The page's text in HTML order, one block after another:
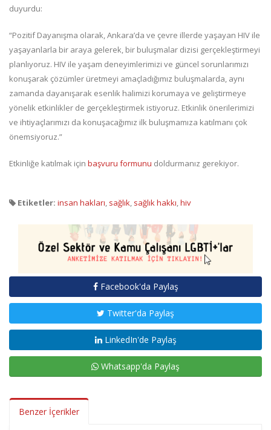
duyurdu:
“Pozitif Dayanışma olarak, Ankara’da ve çevre illerde yaşayan HIV ile
yaşayanlarla bir araya gelerek, bir buluşmalar dizisi gerçekleştirmeyi
planlıyoruz. HIV ile yaşam deneyimlerimizi ve güncel sorunlarımızı
konuşarak çözümler üretmeyi amaçladığımız buluşmalarda, aynı
zamanda dayanışarak esenlik halimizi korumaya ve geliştirmeye
yönelik etkinlikler de gerçekleştirmek istiyoruz. Etkinlik önerilerimizi
ve ihtiyaçlarımızı da konuşacağımız ilk buluşmamıza katılmanı çok
önemsiyoruz.”
Etkinliğe katılmak için başvuru formunu doldurmanız gerekiyor.
Etiketler: insan hakları, sağlık, sağlık hakkı,hiv
Facebook'da Paylaş
Twitter'da Paylaş
LinkedIn'de Paylaş
Whatsapp'da Paylaş
Benzer İçerikler